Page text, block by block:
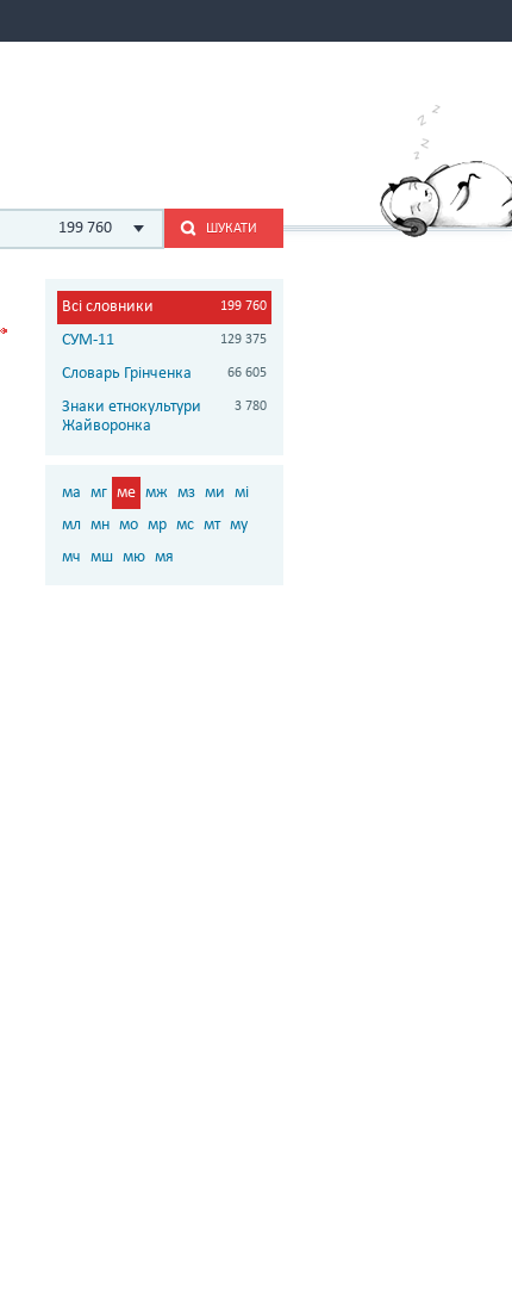
199 760 ШУКАТИ
Всі словники 199 760
СУМ-11 129 375
Словарь Грінченка 66 605
Знаки етнокультури
Жайворонка
3 780
ма мг ме мж мз ми мі
мл мн мо мр мс мт му
мч мш мю мя